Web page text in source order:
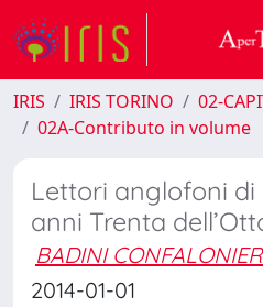
IRIS IRIS TORINO
02-
02A-Contributo in volume
Lettori anglofoni di
anni Trenta
BADINI
2014-01-01